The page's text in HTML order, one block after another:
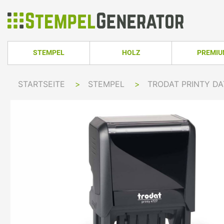
STEMPEL
TRODAT PRINTY LINE OVAL
TRODAT PROFESSIONAL LINE
TRODAT PROFESSIONAL DATER
PRINTY Z. SELBER SETZEN
COLOP GREEN
COLOP STAMP
COLOP CLASSIC
COLOP CLASSIC
HOLZ
TRODAT
STARTSEITE > STEMPEL > TRODAT PRINTY